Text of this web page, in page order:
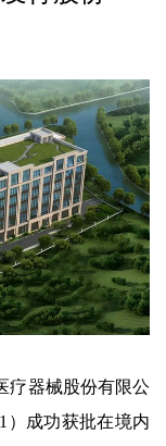
疗器械股份有限公
）成功获批在境内